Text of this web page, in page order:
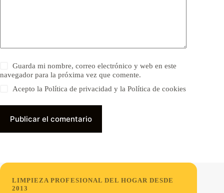
Guarda mi nombre, correo electrónico y web en este
navegador para la próxima vez que comente.
Acepto la Política de privacidad y la Política de cookies
Publicar el comentario
LIMPIEZA PROFESIONAL DEL HOGAR DESDE
2013